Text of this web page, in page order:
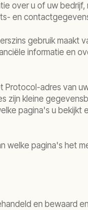
over u of uw bedrijf,
en
gebruik maakt
informatie en
Protocol-adres van
zijn kleine
pagina's u bekijkt
welke pagina's het
en bewaard